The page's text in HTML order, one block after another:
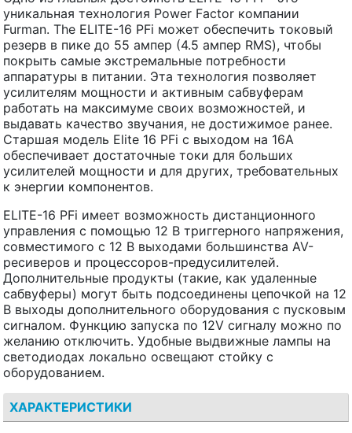
уникальная технология Power Factor компании
Furman. The ELITE-16 PFi может обеспечить токовый
резерв в пике до 55 ампер (4.5 ампер RMS), чтобы
покрыть самые экстремальные потребности
аппаратуры в питании. Эта технология позволяет
усилителям мощности и активным сабвуферам
работать на максимуме своих возможностей, и
выдавать качество звучания, не достижимое ранее.
Cтаршая модель Elite 16 PFi с выходом на 16A
обеспечивает достаточные токи для больших
усилителей мощности и для других, требовательных
к энергии компонентов.
ELITE-16 PFi имеет возможность дистанционного
управления с помощью 12 В триггерного напряжения,
совместимого с 12 В выходами большинства AV-
ресиверов и процессоров-предусилителей.
Дополнительные продукты (такие, как удаленные
сабвуферы) могут быть подсоединены цепочкой на 12
В выходы дополнительного оборудования с пусковым
сигналом. Функцию запуска по 12V сигналу можно по
желанию отключить. Удобные выдвижные лампы на
светодиодах локально освещают стойку с
оборудованием.
ХАРАКТЕРИСТИКИ